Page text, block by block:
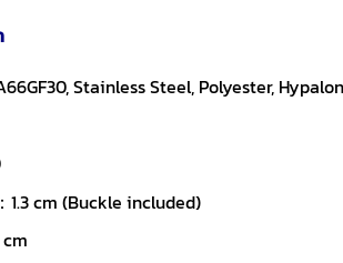
Stainless Steel, Polyester,
1.3 cm (Buckle included)